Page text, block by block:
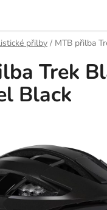
přilby / MTB přilba
Trek
Black